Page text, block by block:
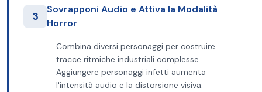
3
Sovrapponi Audio e Attiva la Modalità
Horror
Combina diversi personaggi per costruire
tracce ritmiche industriali complesse.
Aggiungere personaggi infetti aumenta
l'intensità audio e la distorsione visiva.